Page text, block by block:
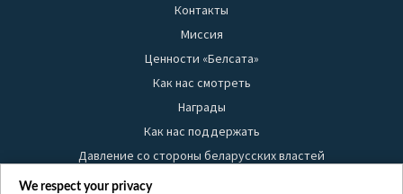
Контакты
Миссия
Ценности «Белсата»
Как нас смотреть
Награды
Как нас поддержать
Давление со стороны беларусских властей
Правила использования материалов
We respect your privacy